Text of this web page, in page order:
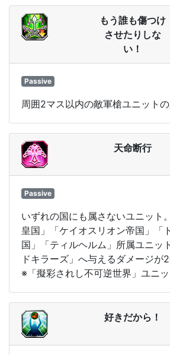
もう誰も傷つけ
させたりしな
い！
Passive
周囲2マス以内の敵軍槍ユニット
天命断行
Passive
いずれの国にも属さないユニット
皇国」「ケイオスリオン帝国」「
国」「ティルヘルム」所属ユニッ
ドキラーズ」へ与えるダメージが
※「擬彩されし不可逆世界」ユニッ
好きだから！